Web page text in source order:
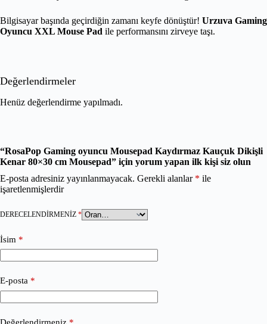
Bilgisayar başında geçirdiğin zamanı keyfe dönüştür! Urzuva Gaming
Oyuncu XXL Mouse Pad ile performansını zirveye taşı.
Değerlendirmeler
Henüz değerlendirme yapılmadı.
“RosaPop Gaming oyuncu Mousepad Kaydırmaz Kauçuk Dikişli
Kenar 80×30 cm Mousepad” için yorum yapan ilk kişi siz olun
E-posta adresiniz yayınlanmayacak. Gerekli alanlar * ile
işaretlenmişlerdir
DERECELENDIRMENIZ *
İsim *
E-posta *
Değerlendirmeniz *